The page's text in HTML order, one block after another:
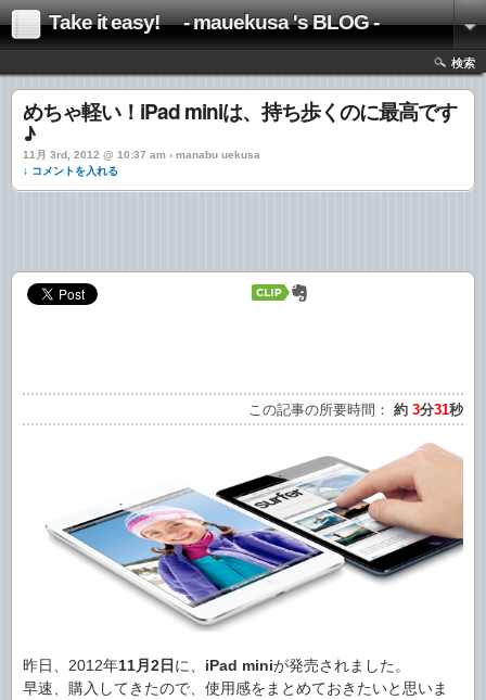
Take it easy! - mauekusa 's BLOG -
検索
めちゃ軽い！iPad miniは、持ち歩くのに最高です
♪
11月 3rd, 2012 @ 10:37 am › manabu uekusa
↓ コメントを入れる
この記事の所要時間： 約 3分31秒
昨日、2012年11月2日 に、 iPad miniが発売されました。
早速、購入してきたので、使用感をまとめておきたいと思いま